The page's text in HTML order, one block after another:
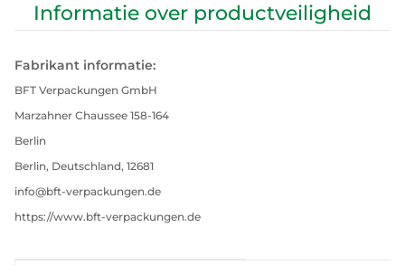
Informatie over productveiligheid
Fabrikant informatie:
BFT Verpackungen GmbH
Marzahner Chaussee 158-164
Berlin
Berlin, Deutschland, 12681
info@bft-verpackungen.de
https://www.bft-verpackungen.de